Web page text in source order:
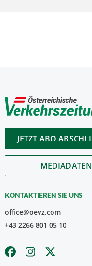
JETZT ABO
MEDIADATEN
KONTAKTIEREN SIE UNS
office@oevz.com
+43 2266 801 05 10